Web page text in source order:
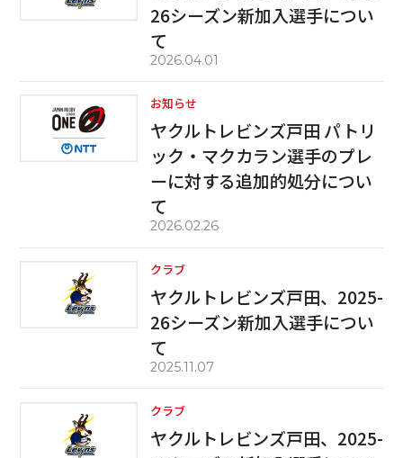
26シーズン新加入選手につい
て
2026.04.01
お知らせ
ヤクルトレビンズ戸田 パトリ
ック・マクカラン選手のプレ
ーに対する追加的処分につい
て
2026.02.26
クラブ
ヤクルトレビンズ戸田、2025-
26シーズン新加入選手につい
て
2025.11.07
クラブ
ヤクルトレビンズ戸田、2025-